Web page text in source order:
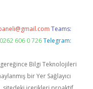
Teams:
606 0 726 Telegram:
gereğince Bilgi Teknolojileri
bir Yer Sağlayıcı